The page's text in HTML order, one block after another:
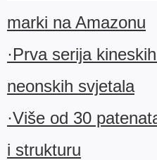
marki na Amazonu
·Prva serija
neonskih svjetala
·Više od 30
i strukturu